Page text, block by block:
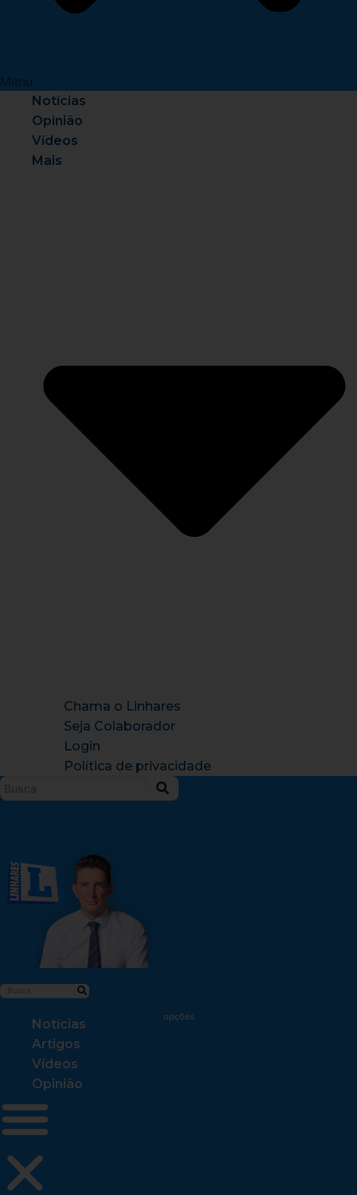
Menu
Notícias
Opinião
Vídeos
Mais
Chama o Linhares
Seja Colaborador
Login
Política de privacidade
Notícias
Artigos
Vídeos
Opinião